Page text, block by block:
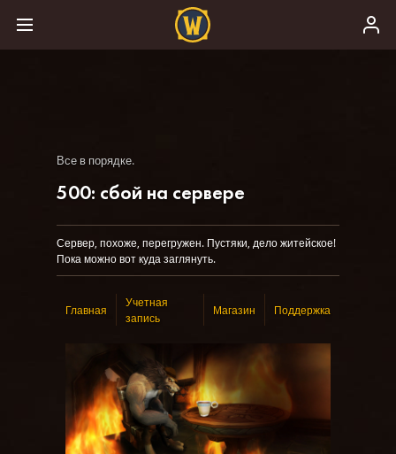
Все в порядке.
500: сбой на сервере
Сервер, похоже, перегружен. Пустяки, дело житейское!
Пока можно вот куда заглянуть.
Главная
Учетная
запись
Магазин Поддержка